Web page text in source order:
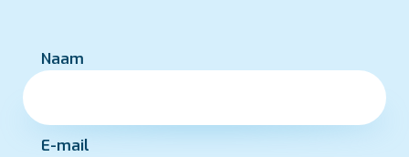
Naam
E-mail